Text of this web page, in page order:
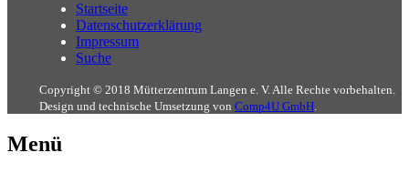
Startseite
Datenschutzerklärung
Impressum
Suche
Copyright © 2018 Mütterzentrum Langen e. V. Alle Rechte vorbehalten.
Design und technische Umsetzung von Comp4U GmbH.
Menü